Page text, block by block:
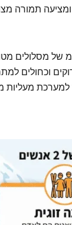
תמורה
אתר הסקי הגדול והמודרני ביותר
ירוקים